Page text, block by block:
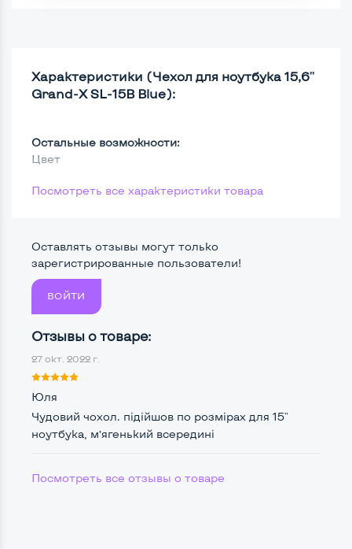
Характеристики (Чехол для ноутбука 15,6''
Grand-X SL-15B Blue):
Остальные возможности:
Цвет
Посмотреть все характеристики товара
Оставлять отзывы могут только
зарегистрированные пользователи!
ВОЙТИ
Отзывы о товаре:
27 окт. 2022 г.
Юля
Чудовий чохол. підійшов по розмірах для 15"
ноутбука, мʼягенький всередині
Посмотреть все отзывы о товаре